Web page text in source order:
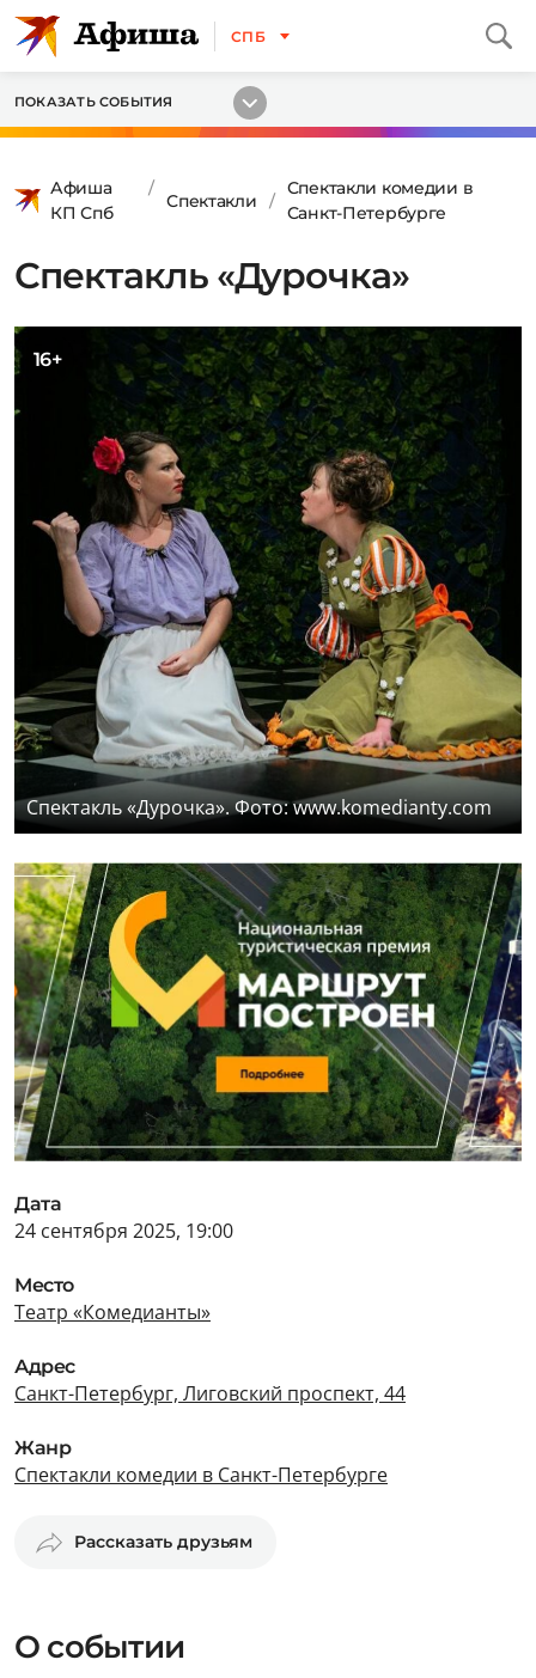
СПБ
ПОКАЗАТЬ СОБЫТИЯ
Афиша
КП Спб
Спектакли
Спектакли комедии в
Санкт-Петербурге
Спектакль «Дурочка»
16+
Спектакль «Дурочка». Фото: www.komedianty.com
Дата
24 сентября 2025, 19:00
Место
Театр «Комедианты»
Адрес
Санкт-Петербург, Лиговский проспект, 44
Жанр
Спектакли комедии в Санкт-Петербурге
Рассказать друзьям
О событии